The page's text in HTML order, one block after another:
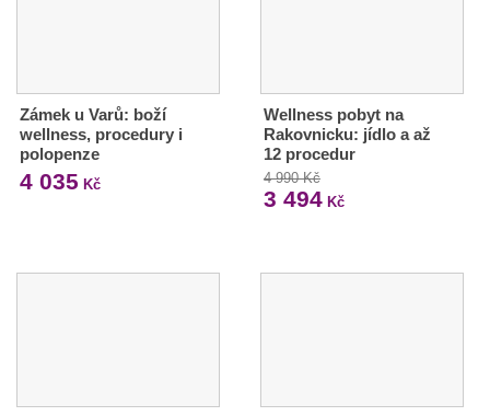
Zámek u Varů: boží
wellness, procedury i
polopenze
4 035 Kč
Wellness pobyt na
Rakovnicku: jídlo a až
12 procedur
4 990 Kč
3 494Kč